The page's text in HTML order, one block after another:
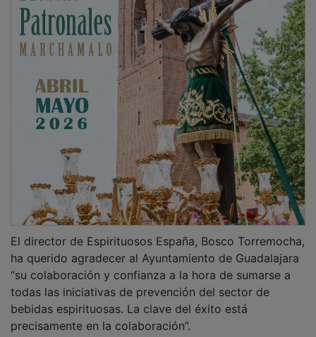
ha querido agradecer al Ayuntamiento de Guadalajara
“su colaboración y confianza a la hora de sumarse a
todas las iniciativas de prevención del sector de
bebidas espirituosas. La clave del éxito está
precisamente en la colaboración”.